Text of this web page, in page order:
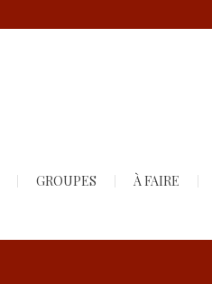
GROUPES À FAIRE